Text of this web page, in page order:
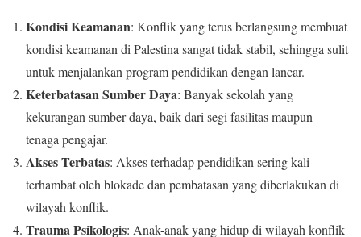
Kondisi Keamanan: Konflik yang terus berlangsung membuat
kondisi keamanan di Palestina sangat tidak stabil, sehingga sulit
untuk menjalankan program pendidikan dengan lancar.
Keterbatasan Sumber Daya: Banyak sekolah yang
kekurangan sumber daya, baik dari segi fasilitas maupun
tenaga pengajar.
Akses Terbatas: Akses terhadap pendidikan sering kali
terhambat oleh blokade dan pembatasan yang diberlakukan di
wilayah konflik.
Trauma Psikologis: Anak-anak yang hidup di wilayah konflik